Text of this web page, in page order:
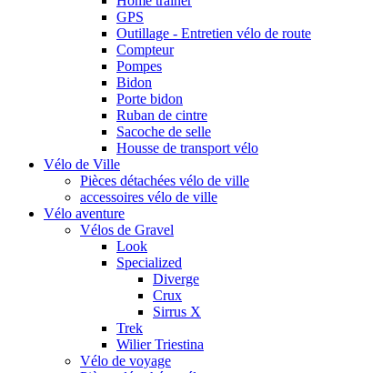
GPS
Outillage - Entretien vélo de route
Compteur
Pompes
Bidon
Porte bidon
Ruban de cintre
Sacoche de selle
Housse de transport vélo
Vélo de Ville
Pièces détachées vélo de ville
accessoires vélo de ville
Vélo aventure
Vélos de Gravel
Look
Specialized
Diverge
Crux
Sirrus X
Trek
Wilier Triestina
Vélo de voyage